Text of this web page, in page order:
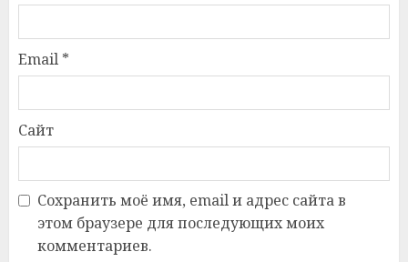
Email *
Сайт
Сохранить моё имя, email и адрес сайта в
этом браузере для последующих моих
комментариев.